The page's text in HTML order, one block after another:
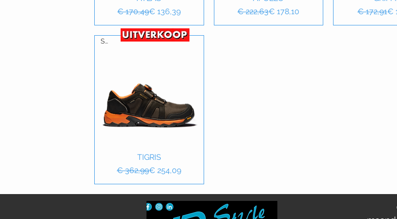
Normale prijs
€ 170,49Verkoopprijs
€ 136,39
Normale prijs
€ 222,63Verkoopprijs
€ 178,10 € 172,91€
Snel overzicht
S3
TIGRIS
Normale prijs
€ 362,99Verkoopprijs
€ 254,09